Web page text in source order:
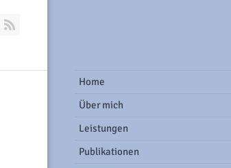
Join our Facebook Group
Home
Über mich
Leistungen
Publikationen